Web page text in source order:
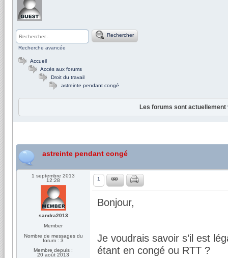
Rechercher
Recherche avancée
Accueil
Accès aux forums
Droit du travail
astreinte pendant congé
Les forums sont
astreinte pendant congé
1 septembre 2013
12:28
sandra2013
Member
Nombre de messages du
forum : 3
Membre depuis :
20 août 2013
1
Bonjour,
Je voudrais savoir s’il est
étant en congé ou RTT ?